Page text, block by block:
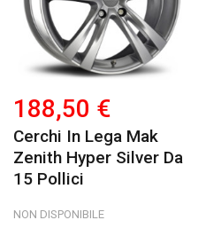
188,50 €
Cerchi In Lega Mak
Zenith Hyper Silver Da
15 Pollici
NON DISPONIBILE